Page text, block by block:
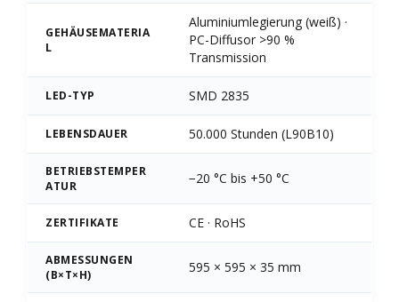
GEHÄUSEMATERIA
L
Aluminiumlegierung (weiß) ·
PC-Diffusor >90 %
Transmission
LED-TYP SMD 2835
LEBENSDAUER 50.000 Stunden (L90B10)
BETRIEBSTEMPER
ATUR
−20 °C bis +50 °C
ZERTIFIKATE CE · RoHS
ABMESSUNGEN
(B×T×H)
595 × 595 × 35 mm